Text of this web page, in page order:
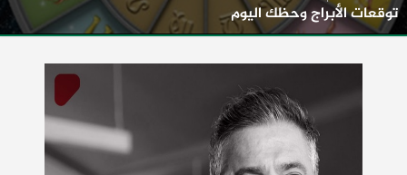
توقعات الأبراج وحظك اليوم